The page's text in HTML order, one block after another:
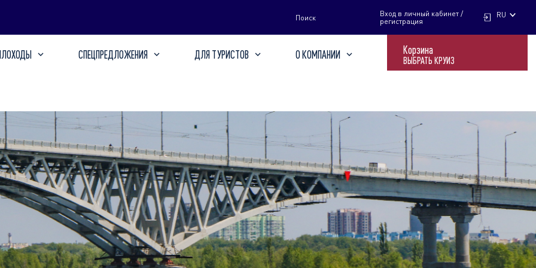
Поиск
Вход в личный кабинет /
регистрация
RU
СПЕЦПРЕДЛОЖЕНИЯ ДЛЯ ТУРИСТОВ О КОМПАНИИ Корзина
ВЫБРАТЬ КРУИЗ